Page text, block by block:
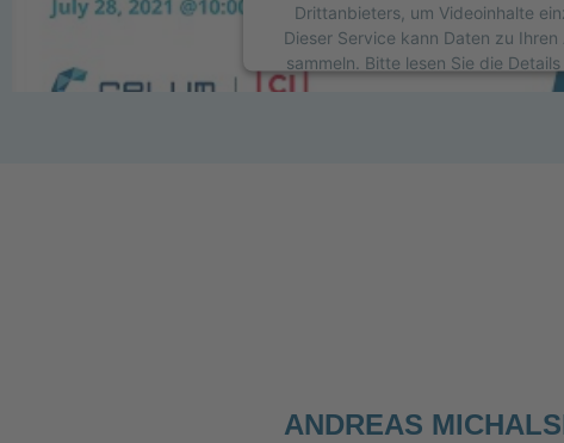
Drittanbieters, um Videoinhalte
Dieser Service kann Daten zu
sammeln. Bitte lesen Sie die
stimmen Sie der Nutzung des
ANDREAS